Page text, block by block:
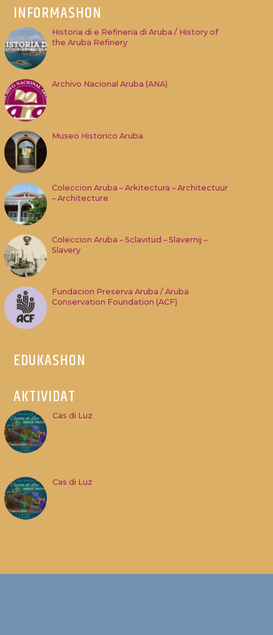
INFORMASHON
Historia di e Refineria di Aruba / History of
the Aruba Refinery
Archivo Nacional Aruba (ANA)
Museo Historico Aruba
Coleccion Aruba – Arkitectura – Architectuur
– Architecture
Coleccion Aruba – Sclavitud – Slavernij –
Slavery
Fundacion Preserva Aruba / Aruba
Conservation Foundation (ACF)
EDUKASHON
AKTIVIDAT
Cas di Luz
Cas di Luz